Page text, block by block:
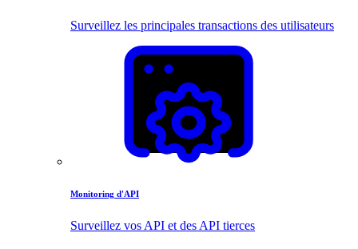
Surveillez les principales transactions des utilisateurs
Monitoring d'API
Surveillez vos API et des API tierces